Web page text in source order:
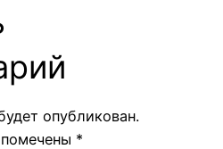
опубликован.
*